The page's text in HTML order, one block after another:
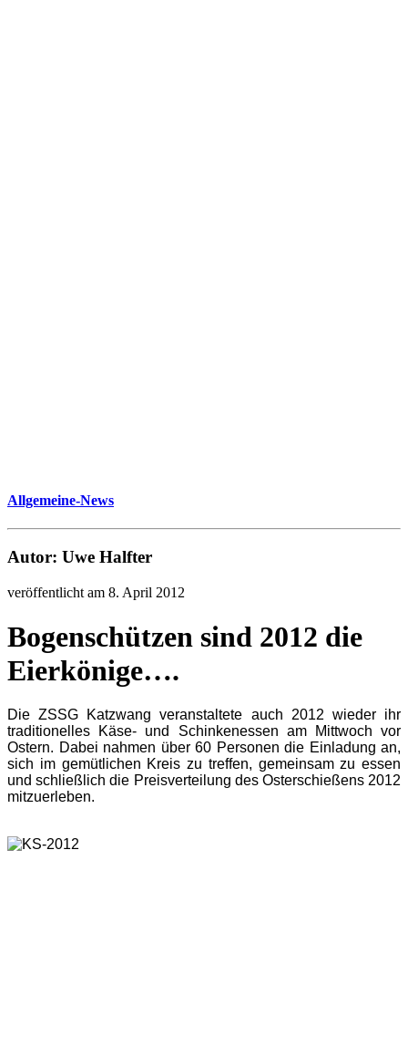
Allgemeine-News
Autor: Uwe Halfter
veröffentlicht am 8. April 2012
Bogenschützen sind 2012 die
Eierkönige….
Die ZSSG Katzwang veranstaltete auch 2012 wieder ihr
traditionelles Käse- und Schinkenessen am Mittwoch vor
Ostern. Dabei nahmen über 60 Personen die Einladung an,
sich im gemütlichen Kreis zu treffen, gemeinsam zu essen
und schließlich die Preisverteilung des Osterschießens 2012
mitzuerleben.